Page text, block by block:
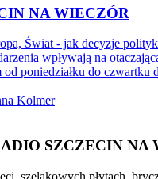
NA WIECZÓR
Świat - jak decyzje
wpływają na
od poniedziałku do czwartku
Kolmer
SZCZECIN NA
szelakowych płytach,